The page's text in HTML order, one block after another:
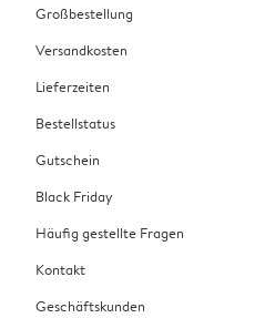
Großbestellung
Versandkosten
Lieferzeiten
Bestellstatus
Gutschein
Black Friday
Häufig gestellte Fragen
Kontakt
Geschäftskunden